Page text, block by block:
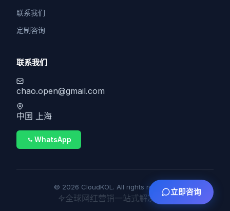
联系我们
定制咨询
联系我们
chao.open@gmail.com
中国 上海
WhatsApp
© 2026 CloudKOL. All rights reserved.
全球网红营销一站式解决方案
立即咨询